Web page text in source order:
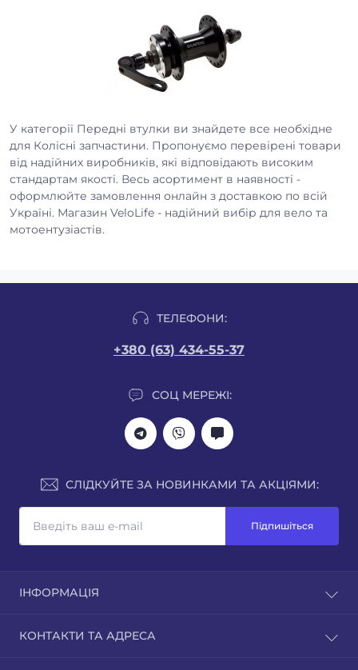
У категорії Передні втулки ви знайдете все необхідне
для Колісні запчастини. Пропонуємо перевірені товари
від надійних виробників, які відповідають високим
стандартам якості. Весь асортимент в наявності -
оформлюйте замовлення онлайн з доставкою по всій
Україні. Магазин VeloLife - надійний вибір для вело та
мотоентузіастів.
ТЕЛЕФОНИ:
+380 (63) 434-55-37
СОЦ МЕРЕЖІ:
СЛІДКУЙТЕ ЗА НОВИНКАМИ ТА АКЦІЯМИ:
Підпишіться
ІНФОРМАЦІЯ
Повернення та Обмін
КОНТАКТИ ТА АДРЕСА